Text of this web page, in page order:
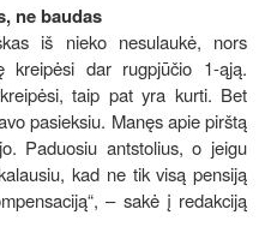
ne baudas
iš nieko nesulaukė, nors
kreipėsi dar rugpjūčio 1-ąją.
taip pat yra kurti. Bet
pasieksiu. Manęs apie pirštą
Paduosiu antstolius, o jeigu
kad ne tik visą pensiją
– sakė į redakciją